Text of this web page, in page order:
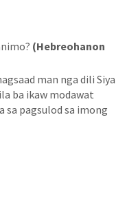
(Hebreohanon
man nga dili Siya
ba ikaw modawat
sa pagsulod sa imong